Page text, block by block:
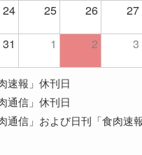
24 25 26 27
31 1 2 3
速報」休刊日
通信」休刊日
通信」および日刊「食肉速